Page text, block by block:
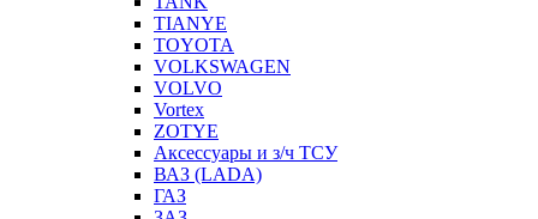
TIANYE
TOYOTA
VOLKSWAGEN
VOLVO
Vortex
ZOTYE
Аксессуары и з/ч ТСУ
ВАЗ (LADA)
ГАЗ